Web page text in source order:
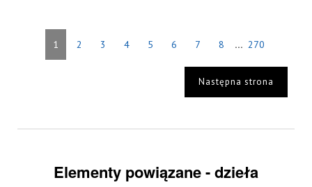
1 2 3 4 5 6 7 8 ... 270
Następna strona
Elementy powiązane - dzieła